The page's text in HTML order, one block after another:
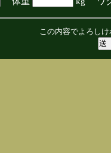
この内容でよろし